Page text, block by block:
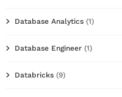
Database Analytics (1)
Database Engineer (1)
Databricks (9)